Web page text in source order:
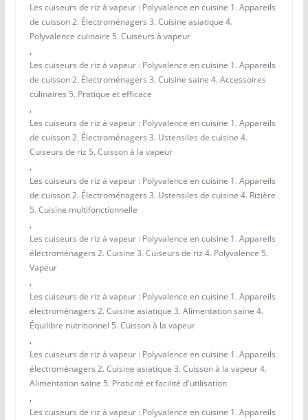
Les cuiseurs de riz à vapeur : Polyvalence en cuisine 1. Appareils
de cuisson 2. Électroménagers 3. Cuisine asiatique 4.
Polyvalence culinaire 5. Cuiseurs à vapeur
,
Les cuiseurs de riz à vapeur : Polyvalence en cuisine 1. Appareils
de cuisson 2. Électroménagers 3. Cuisine saine 4. Accessoires
culinaires 5. Pratique et efficace
,
Les cuiseurs de riz à vapeur : Polyvalence en cuisine 1. Appareils
de cuisson 2. Électroménagers 3. Ustensiles de cuisine 4.
Cuiseurs de riz 5. Cuisson à la vapeur
,
Les cuiseurs de riz à vapeur : Polyvalence en cuisine 1. Appareils
de cuisson 2. Électroménagers 3. Ustensiles de cuisine 4. Rizière
5. Cuisine multifonctionnelle
,
Les cuiseurs de riz à vapeur : Polyvalence en cuisine 1. Appareils
électroménagers 2. Cuisine 3. Cuiseurs de riz 4. Polyvalence 5.
Vapeur
,
Les cuiseurs de riz à vapeur : Polyvalence en cuisine 1. Appareils
électroménagers 2. Cuisine asiatique 3. Alimentation saine 4.
Équilibre nutritionnel 5. Cuisson à la vapeur
,
Les cuiseurs de riz à vapeur : Polyvalence en cuisine 1. Appareils
électroménagers 2. Cuisine asiatique 3. Cuisson à la vapeur 4.
Alimentation saine 5. Praticité et facilité d'utilisation
,
Les cuiseurs de riz à vapeur : Polyvalence en cuisine 1. Appareils